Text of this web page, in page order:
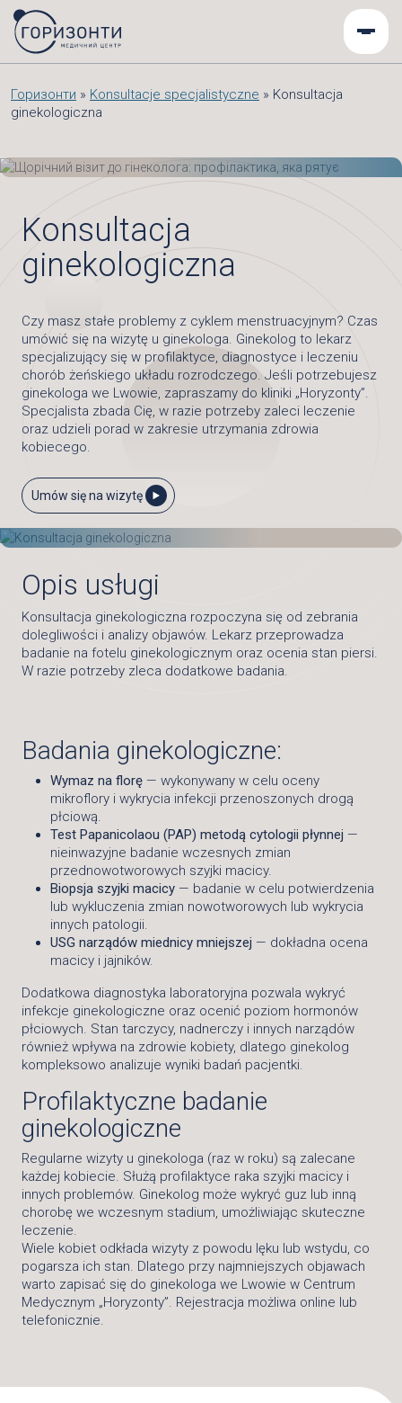
Горизонти » Konsultacje specjalistyczne » Konsultacja
ginekologiczna
Konsultacja
ginekologiczna
Czy masz stałe problemy z cyklem menstruacyjnym? Czas
umówić się na wizytę u ginekologa. Ginekolog to lekarz
specjalizujący się w profilaktyce, diagnostyce i leczeniu
chorób żeńskiego układu rozrodczego. Jeśli potrzebujesz
ginekologa we Lwowie, zapraszamy do kliniki „Horyzonty”.
Specjalista zbada Cię, w razie potrzeby zaleci leczenie
oraz udzieli porad w zakresie utrzymania zdrowia
kobiecego.
Umów się na wizytę
Opis usługi
Konsultacja ginekologiczna rozpoczyna się od zebrania
dolegliwości i analizy objawów. Lekarz przeprowadza
badanie na fotelu ginekologicznym oraz ocenia stan piersi.
W razie potrzeby zleca dodatkowe badania.
Badania ginekologiczne:
Wymaz na florę — wykonywany w celu oceny
mikroflory i wykrycia infekcji przenoszonych drogą
płciową.
Test Papanicolaou (PAP) metodą cytologii płynnej —
nieinwazyjne badanie wczesnych zmian
przednowotworowych szyjki macicy.
Biopsja szyjki macicy — badanie w celu potwierdzenia
lub wykluczenia zmian nowotworowych lub wykrycia
innych patologii.
USG narządów miednicy mniejszej — dokładna ocena
macicy i jajników.
Dodatkowa diagnostyka laboratoryjna pozwala wykryć
infekcje ginekologiczne oraz ocenić poziom hormonów
płciowych. Stan tarczycy, nadnerczy i innych narządów
również wpływa na zdrowie kobiety, dlatego ginekolog
kompleksowo analizuje wyniki badań pacjentki.
Profilaktyczne badanie
ginekologiczne
Regularne wizyty u ginekologa (raz w roku) są zalecane
każdej kobiecie. Służą profilaktyce raka szyjki macicy i
innych problemów. Ginekolog może wykryć guz lub inną
chorobę we wczesnym stadium, umożliwiając skuteczne
leczenie.
Wiele kobiet odkłada wizyty z powodu lęku lub wstydu, co
pogarsza ich stan. Dlatego przy najmniejszych objawach
warto zapisać się do ginekologa we Lwowie w Centrum
Medycznym „Horyzonty”. Rejestracja możliwa online lub
telefonicznie.